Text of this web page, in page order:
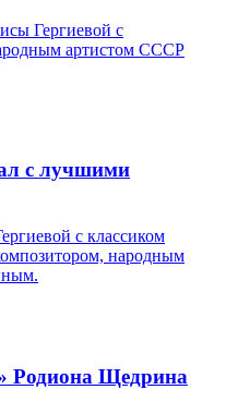
Гергиевой с
артистом СССР
с лучшими
с классиком
народным
Родиона Щедрина